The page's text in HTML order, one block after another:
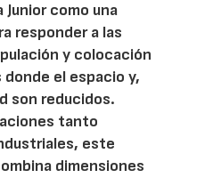
Junior como una
responder a las
y colocación
el espacio y,
son reducidos.
tanto
este
dimensiones